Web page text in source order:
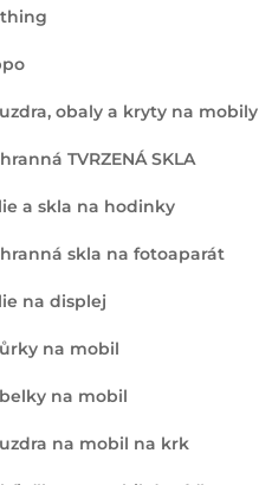
obaly a kryty na mobily
TVRZENÁ SKLA
a skla na hodinky
skla na fotoaparát
na displej
na mobil
na mobil
na mobil na krk